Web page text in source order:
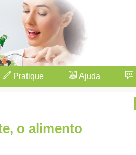
Pratique Ajuda
o alimento